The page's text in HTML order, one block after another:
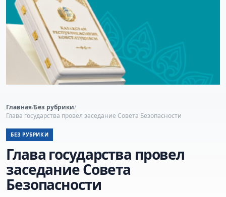
Главная/Без рубрики/
Глава государства провел заседание Совета Безопасности
БЕЗ РУБРИКИ
Глава государства провел
заседание Совета
Безопасности